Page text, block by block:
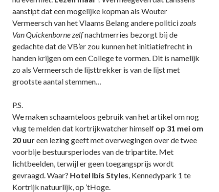
aanstipt dat een mogelijke kopman als Wouter
Vermeersch van het Vlaams Belang andere politicizoals
Van Quickenborne zelfnachtmerries bezorgt bij de
gedachte dat de VB’er zou kunnen het initiatiefrecht in
handen krijgen om een College te vormen. Dit is namelijk
zo als Vermeersch de lijsttrekker is van de lijst met
grootste aantal stemmen…
P.S.
We maken schaamteloos gebruik van het artikel om nog
vlug te melden dat kortrijkwatcher himself op 31 mei om
20 uureen lezing geeft met overwegingen over de twee
voorbije bestuursperiodes van de tripartite. Met
lichtbeelden, terwijl er geen toegangsprijs wordt
gevraagd. Waar? Hotel Ibis Styles, Kennedypark 1 te
Kortrijk natuurlijk, op ’tHoge.